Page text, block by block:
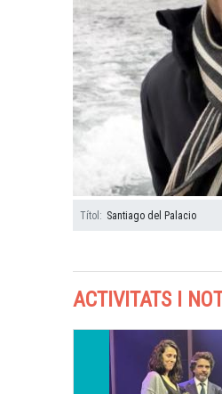
Títol Santiago del Palacio
ACTIVITATS I